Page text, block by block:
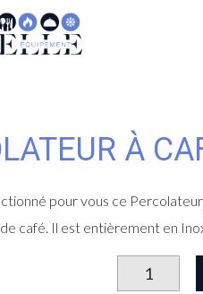
À
pour vous ce
café. Il est entièrement en